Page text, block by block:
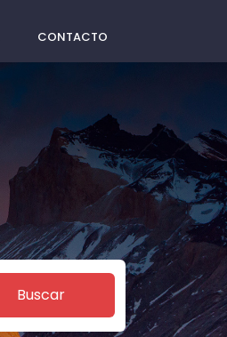
CONTACTO
Buscar